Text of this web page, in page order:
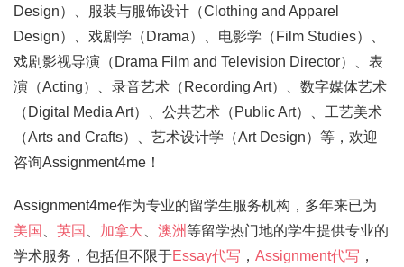
Design）、服装与服饰设计（Clothing and Apparel
Design）、戏剧学（Drama）、电影学（Film Studies）、
戏剧影视导演（Drama Film and Television Director）、表
演（Acting）、录音艺术（Recording Art）、数字媒体艺术
（Digital Media Art）、公共艺术（Public Art）、工艺美术
（Arts and Crafts）、艺术设计学（Art Design）等，欢迎
咨询Assignment4me！
Assignment4me作为专业的留学生服务机构，多年来已为
美国
英国 加拿大 澳洲等留学热门地的学生提供专业的
学术服务，包括但不限于Essay代写 ， Assignment代写 ，